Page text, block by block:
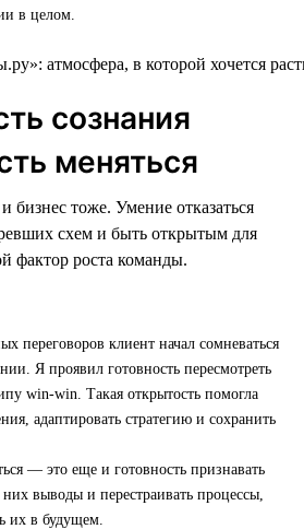
в целом.
сознания
меняться
бизнес тоже. Умение отказаться
схем и быть открытым для
фактор роста команды.
переговоров клиент начал сомневаться
Я проявил готовность пересмотреть
win-win. Такая открытость помогла
адаптировать стратегию и сохранить
— это еще и готовность признавать
выводы и перестраивать процессы,
их в будущем.